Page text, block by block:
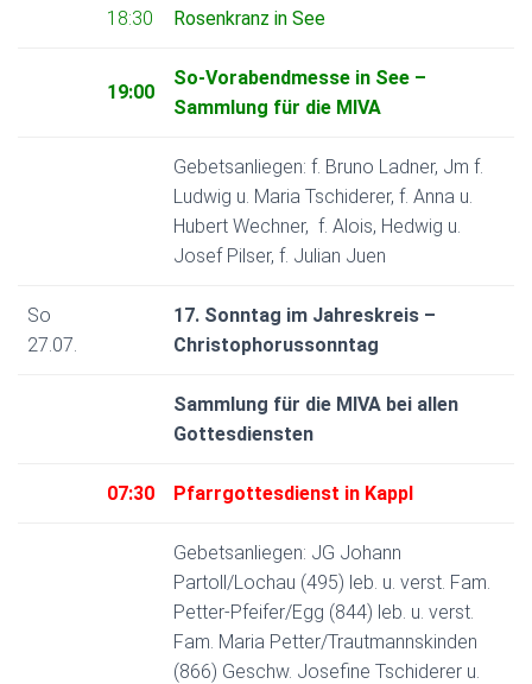
18:30 Rosenkranz in See
19:00
So-Vorabendmesse in See –
Sammlung für die MIVA
Gebetsanliegen: f. Bruno Ladner, Jm f.
Ludwig u. Maria Tschiderer, f. Anna u.
Hubert Wechner, f. Alois, Hedwig u.
Josef Pilser, f. Julian Juen
So
27.07.
17. Sonntag im Jahreskreis –
Christophorussonntag
Sammlung für die MIVA bei allen
Gottesdiensten
07:30 Pfarrgottesdienst in Kappl
Gebetsanliegen: JG Johann
Partoll/Lochau (495) leb. u. verst. Fam.
Petter-Pfeifer/Egg (844) leb. u. verst.
Fam. Maria Petter/Trautmannskinden
(866) Geschw. Josefine Tschiderer u.